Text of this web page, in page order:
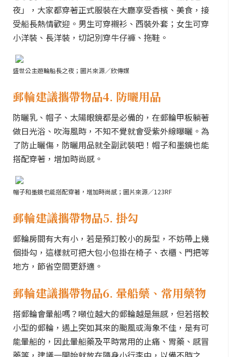
夜」，大家都穿著正式服裝在大廳享受香檳、美食，接
受船長熱情歡迎。男生可穿襯衫、西裝外套；女生可穿
小洋裝、長洋裝，切記別穿牛仔褲、拖鞋。
盛世公主遊輪船長之夜；圖片來源／欣傳媒
郵輪建議攜帶物品4. 防曬用品
防曬乳、帽子、太陽眼鏡都是必備的，在郵輪甲板躺著
做日光浴、吹海風時，不知不覺就會受紫外線曝曬。為
了防止曬傷，防曬用品就全副武裝吧！帽子和墨鏡也能
搭配穿著，增加時尚感。
帽子和墨鏡也能搭配穿著，增加時尚感；圖片來源／123RF
郵輪建議攜帶物品5. 掛勾
郵輪房間有大有小，若是預訂較小的房型，不妨帶上幾
個掛勾，這樣就可把大包小包掛在椅子、衣櫃、門把等
地方，節省空間更舒適。
郵輪建議攜帶物品6. 暈船藥、常用藥物
搭郵輪會暈船嗎？噸位越大的郵輪越是無感，但若搭較
小型的郵輪，遇上突如其來的颱風或海象不佳，是有可
能暈船的，因此暈船藥及平時常用的止痛、胃藥、感冒